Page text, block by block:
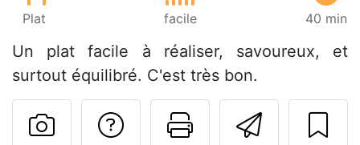
Plat facile 40 min
Un plat facile à réaliser, savoureux, et
surtout équilibré. C'est très bon.
Imprimer
Poser une